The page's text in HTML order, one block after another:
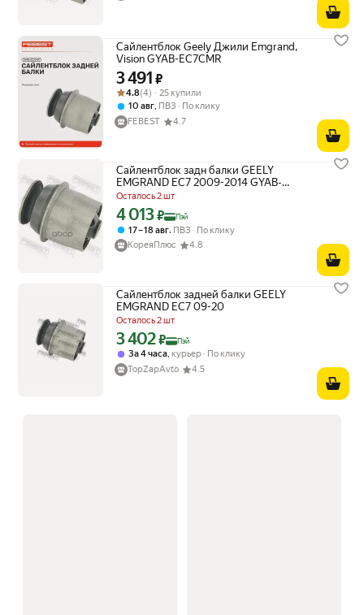
Сайлентблок Geely Джили Emgrand,
Vision GYAB-EC7CMR
Цена 3491 ₽ вместо
3 491 ₽
Рейтинг товара: 4.8 из 5
Оценок: (4) · 25 купили
4.8(4) · 25 купили
10 авг ПВЗ
По клику
FEBEST
4.7
Сайлентблок задн балки GEELY
EMGRAND EC7 2009-2014 GYAB-
EC7CMR Febest арт. GYAB-EC7CMR
Осталось 2 шт
Цена с картой Яндекс Пэй 4013 ₽ вместо
4 013₽ Пэй
17 – 18 авг, ПВЗ
По клику
КореяПлюс
4.8
Сайлентблок задней балки GEELY
EMGRAND EC7 09-20
Осталось 2 шт
Цена с картой Яндекс Пэй 3402 ₽ вместо
3 402₽ Пэй
За 4 часа, курьер
По клику
TopZapAvto
4.5